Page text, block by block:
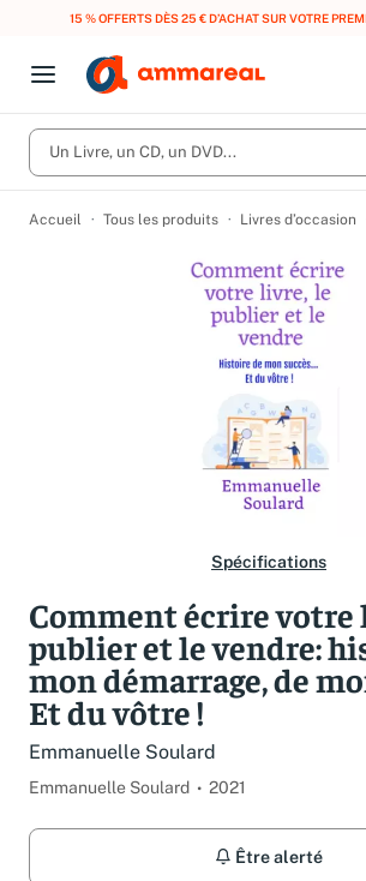
15 % OFFERTS DÈS 25 € D’ACHAT SUR VOTRE
Open menu
Fermer le menu
CD d'occasion
DVD d'occasion
Vinyles d'occasion
Vous n'avez pas trouvé l'article que
qu'il est en stock.
Créer une alerte
Un Livre, un CD, un DVD...
Accueil Tous les produits Livres d’occasion
Spécifications
Comment écrire votre
publier et le vendre:
mon démarrage, de
Et du vôtre !
Emmanuelle Soulard
Emmanuelle Soulard 2021
Être alerté